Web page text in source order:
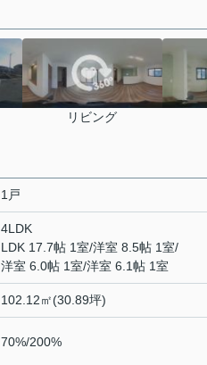
リビング
1戸
4LDK
LDK 17.7帖 1室/洋室 8.5帖 1室/
洋室 6.0帖 1室/洋室 6.1帖 1室
102.12㎡(30.89坪)
70%/200%